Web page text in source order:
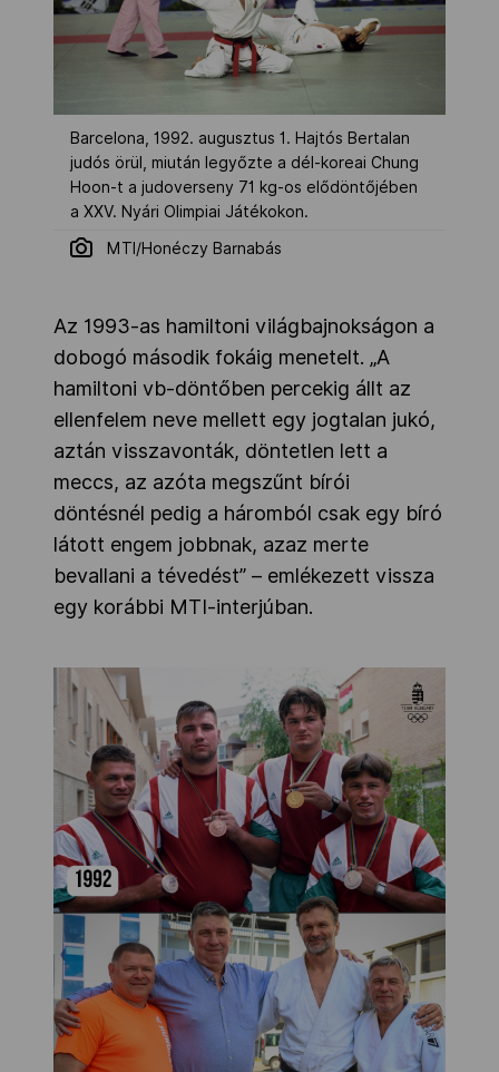
Barcelona, 1992. augusztus 1. Hajtós Bertalan
judós örül, miután legyőzte a dél-koreai Chung
Hoon-t a judoverseny 71 kg-os elődöntőjében
a XXV. Nyári Olimpiai Játékokon.
MTI/Honéczy Barnabás
Az 1993-as hamiltoni világbajnokságon a
dobogó második fokáig menetelt. „A
hamiltoni vb-döntőben percekig állt az
ellenfelem neve mellett egy jogtalan jukó,
aztán visszavonták, döntetlen lett a
meccs, az azóta megszűnt bírói
döntésnél pedig a háromból csak egy bíró
látott engem jobbnak, azaz merte
bevallani a tévedést” – emlékezett vissza
egy korábbi MTI-interjúban.